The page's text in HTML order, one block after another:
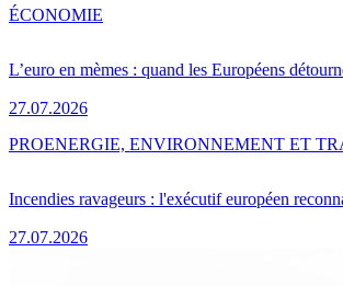
L’euro en mèmes : quand les Européens
27.07.2026
ÉCONOMIE
Incendies ravageurs : l'exécutif européen
27.07.2026
PROENERGIE, ENVIRONNEMENT ET